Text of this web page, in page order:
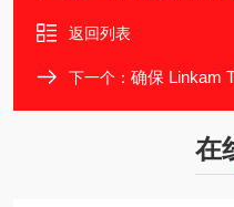
返回列表
下一个： 确保 Linkam
在